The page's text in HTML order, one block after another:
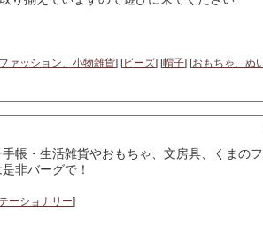
ァッション、小物雑貨] [ビーズ] [帽子] [おもちゃ、ぬ
帳・生活雑貨やおもちゃ、文房具、くまの
非バーグで！
ーショナリー]